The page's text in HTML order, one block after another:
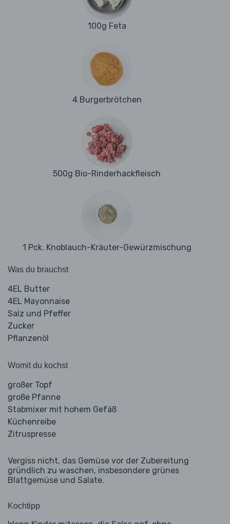
100g Feta
4 Burgerbrötchen
500g Bio-Rinderhackfleisch
1 Pck. Knoblauch-Kräuter-Gewürzmischung
Was du brauchst
4EL Butter
4EL Mayonnaise
Salz und Pfeffer
Zucker
Pflanzenöl
Womit du kochst
großer Topf
große Pfanne
Stabmixer mit hohem Gefäß
Küchenreibe
Zitruspresse
Vergiss nicht, das Gemüse vor der Zubereitung
gründlich zu waschen, insbesondere grünes
Blattgemüse und Salate.
Kochtipp